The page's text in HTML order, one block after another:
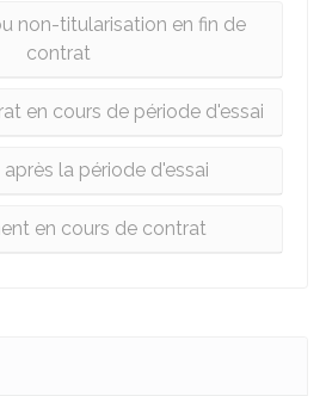
non-titularisation en fin de
contrat
en cours de période d'essai
la période d'essai
en cours de contrat